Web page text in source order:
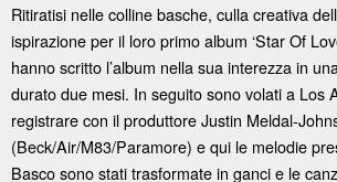
Ritiratisi nelle colline basche, culla creativa
ispirazione per il loro primo album ‘Star Of
hanno scritto l’album nella sua interezza in
durato due mesi. In seguito sono volati a Los
registrare con il produttore Justin Meldal-
(Beck/Air/M83/Paramore) e qui le melodie
Basco sono stati trasformate in ganci e le